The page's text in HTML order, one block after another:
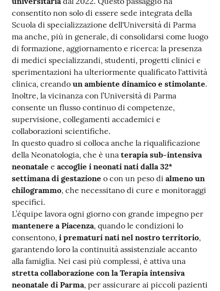
consentito non solo di essere sede integrata della
Scuola di specializzazione dell'Università di Parma
ma anche, più in generale, di consolidarsi come luogo
di formazione, aggiornamento e ricerca: la presenza
di medici specializzandi, studenti, progetti clinici e
sperimentazioni ha ulteriormente qualificato l'attività
clinica, creando un ambiente dinamico e stimolante.
Inoltre, la vicinanza con l’Università di Parma
consente un flusso continuo di competenze,
supervisione, collegamenti accademici e
collaborazioni scientifiche.
In questo quadro si colloca anche la riqualificazione
della Neonatologia, che è una terapia sub-intensiva
neonatale e accoglie i neonati nati dalla 32ª
settimana di gestazione o con un peso di almeno un
chilogrammo, che necessitano di cure e monitoraggi
specifici.
L’équipe lavora ogni giorno con grande impegno per
mantenere a Piacenza, quando le condizioni lo
consentono, i prematuri nati nel nostro territorio,
garantendo loro la continuità assistenziale accanto
alla famiglia. Nei casi più complessi, è attiva una
stretta collaborazione con la Terapia intensiva
neonatale di Parma, per assicurare ai piccoli pazienti